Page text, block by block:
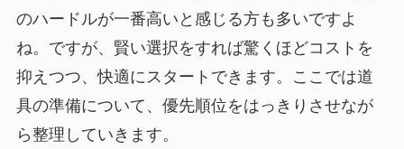
のハードルが一番高いと感じる方も多いですよ
ね。ですが、賢い選択をすれば驚くほどコストを
抑えつつ、快適にスタートできます。ここでは道
具の準備について、優先順位をはっきりさせなが
ら整理していきます。